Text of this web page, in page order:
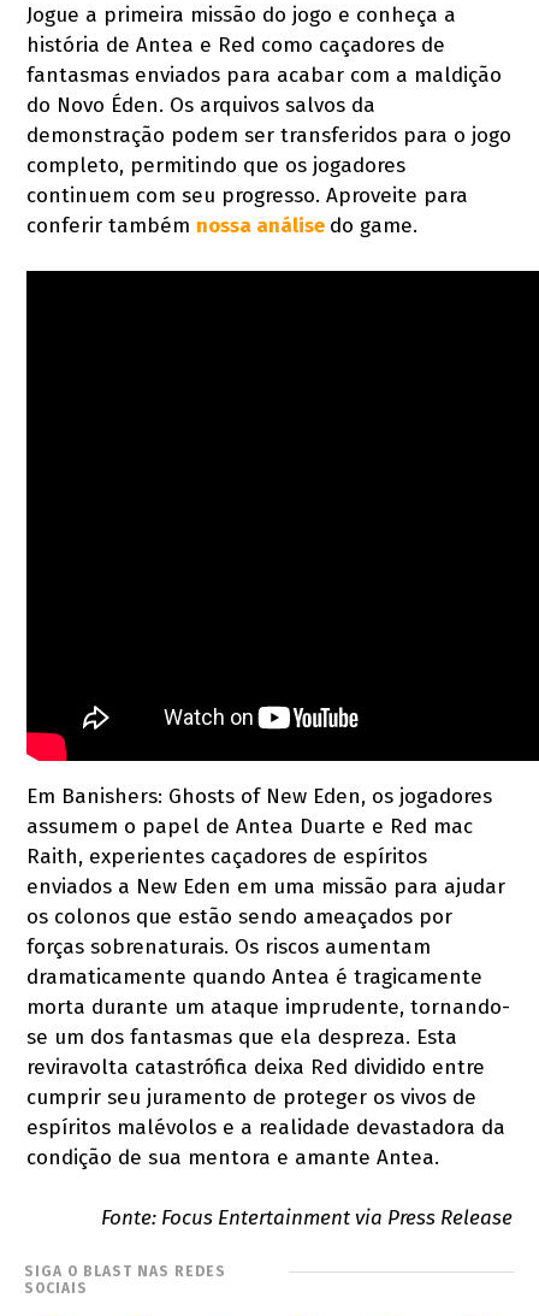
Jogue a primeira missão do jogo e conheça a
história de Antea e Red como caçadores de
fantasmas enviados para acabar com a maldição
do Novo Éden. Os arquivos salvos da
demonstração podem ser transferidos para o jogo
completo, permitindo que os jogadores
continuem com seu progresso. Aproveite para
conferir também nossa análise do game.
Em Banishers: Ghosts of New Eden, os jogadores
assumem o papel de Antea Duarte e Red mac
Raith, experientes caçadores de espíritos
enviados a New Eden em uma missão para ajudar
os colonos que estão sendo ameaçados por
forças sobrenaturais. Os riscos aumentam
dramaticamente quando Antea é tragicamente
morta durante um ataque imprudente, tornando-
se um dos fantasmas que ela despreza. Esta
reviravolta catastrófica deixa Red dividido entre
cumprir seu juramento de proteger os vivos de
espíritos malévolos e a realidade devastadora da
condição de sua mentora e amante Antea.
Fonte: Focus Entertainment via Press Release
SIGA O BLAST NAS REDES
SOCIAIS